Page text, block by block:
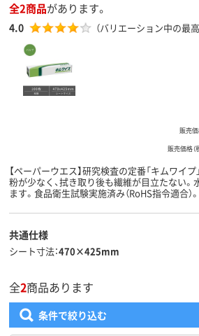
全2商品があります。
4.0 （バリエーション中の最高
販売価
販売価格（
【ペーパーウエス】研究検査の定番「キムワイ
粉が少なく、拭き取り後も繊維が目立たない
ます。食品衛生試験実施済み（RoHS指令適合）。
共通仕様
シート寸法 470×425mm
全2商品あります
条件で絞り込む